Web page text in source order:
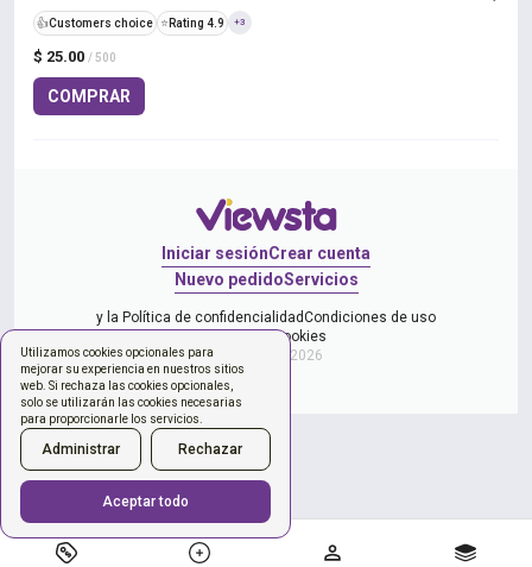
Utilizamos cookies opcionales para
mejorar su experiencia en nuestros sitios
web. Si rechaza las cookies opcionales,
solo se utilizarán las cookies necesarias
para proporcionarle los servicios.
Administrar Rechazar
Aceptar todo
$ 25.00 / 500
COMPRAR
👍Customers choice ⭐ Rating 4.9 +3
Iniciar sesiónCrear cuenta
Nuevo pedidoServicios
y la Política de confidencialidadCondiciones de uso
Gestionar cookies
Copyright © 2026